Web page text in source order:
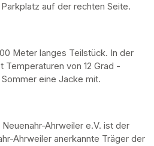
auf der rechten Seite.
Meter langes Teilstück. In der
Temperaturen von 12 Grad -
eine Jacke mit.
Ahrweiler e.V. ist der
Ahrweiler anerkannte Träger der